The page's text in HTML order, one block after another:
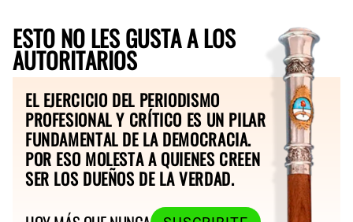
ESTO NO LES GUSTA A LOS
AUTORITARIOS
EL EJERCICIO DEL PERIODISMO
PROFESIONAL Y CRÍTICO ES UN PILAR
FUNDAMENTAL DE LA DEMOCRACIA.
POR ESO MOLESTA A QUIENES CREEN
SER LOS DUEÑOS DE LA VERDAD.